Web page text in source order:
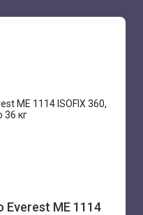
Everest ME 1114